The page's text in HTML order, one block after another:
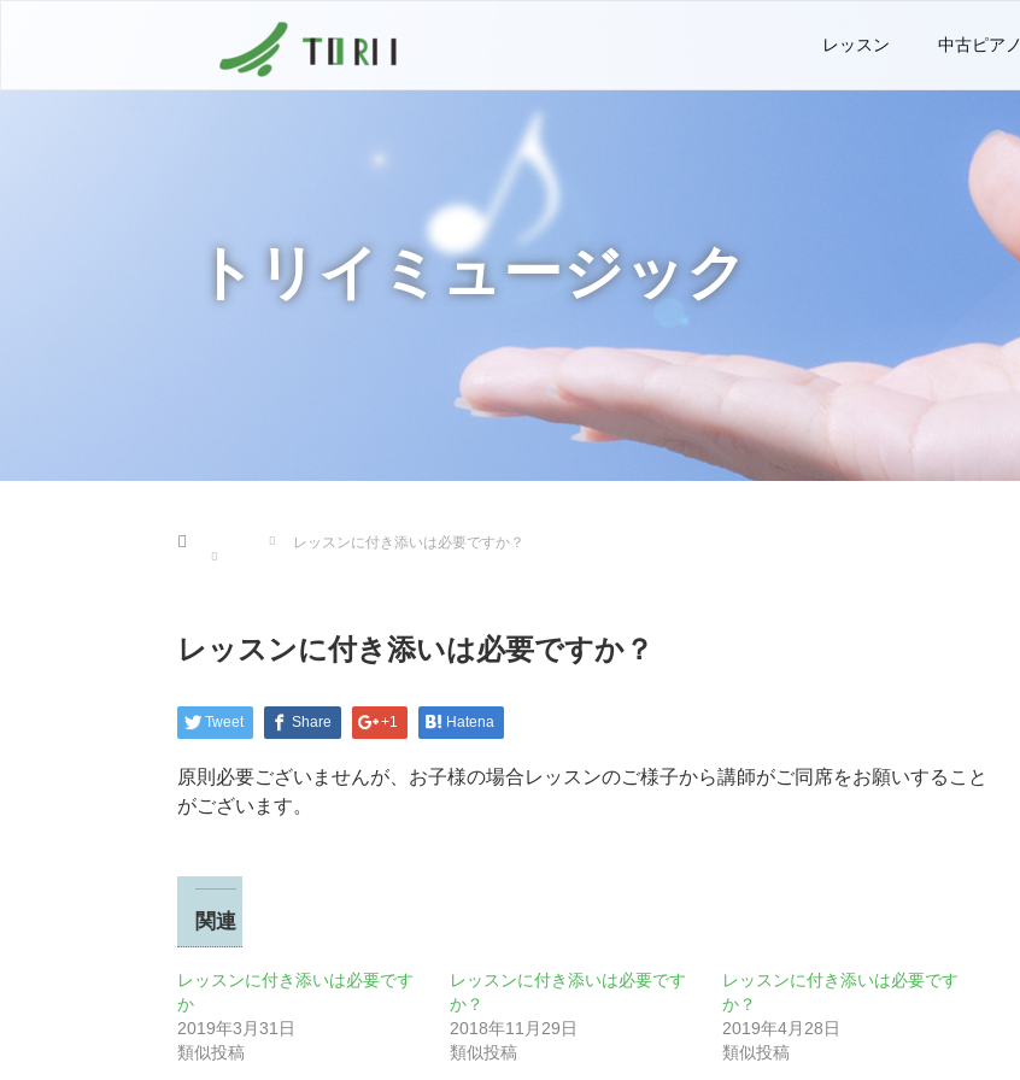
レッスン 中古ピアノ
トリイミュージック
Home レッスンに付き添いは必要ですか？
レッスンに付き添いは必要ですか？
Tweet Share +1 Hatena
原則必要ございませんが、お子様の場合レッスンのご様子から講師がご同席をお願いすること
がございます。
関連
レッスンに付き添いは必要です
か
2019年3月31日
類似投稿
レッスンに付き添いは必要です
か？
2018年11月29日
類似投稿
レッスンに付き添いは必要です
か？
2019年4月28日
類似投稿